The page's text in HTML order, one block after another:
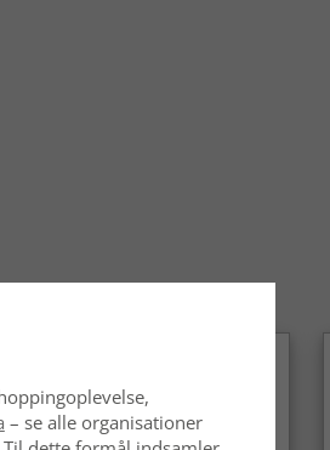
Ja, den tætte og høje luv fungerer
Er rya-tæpper et godt valg til
Ja, rya-tæpper er designet til at bevare
– se alle organisationer